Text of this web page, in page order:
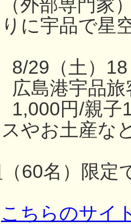
外部専門家
に宇品で星
29（土）18
島港宇品旅
円/親子
やお土産な
60名）限定
こちらのサイ